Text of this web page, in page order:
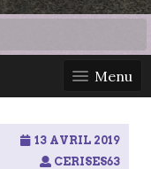
Menu
13 AVRIL 2019
CERISES63